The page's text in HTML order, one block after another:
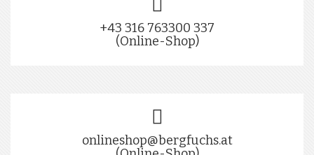
+43 316 763300 337
(Online-Shop)
onlineshop@bergfuchs.at